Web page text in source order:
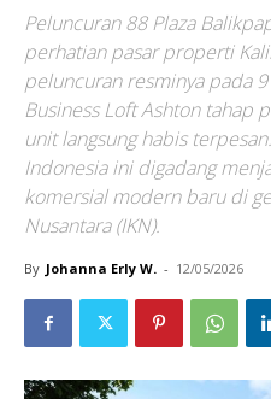
Peluncuran 88 Plaza
perhatian pasar properti
peluncuran resminya pada
Business Loft Ashton tahap
unit langsung habis
Indonesia ini digadang
komersial modern baru di
Nusantara (IKN).
By Johanna Erly W. - 12/05/2026